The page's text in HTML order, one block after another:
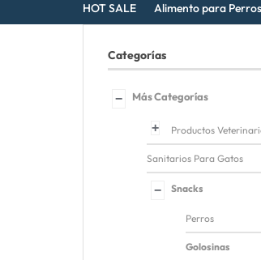
MASCOTA
MEJOR
PARA
MASCOTA
HOT SALE Alimento para Perros
Categorías
Más Categorías
Productos
Sanitarios Para Gatos
Snacks
Perros
Golosinas